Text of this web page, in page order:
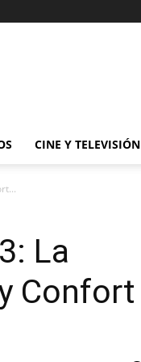
CINE Y TELEVISIÓN
La
Confort